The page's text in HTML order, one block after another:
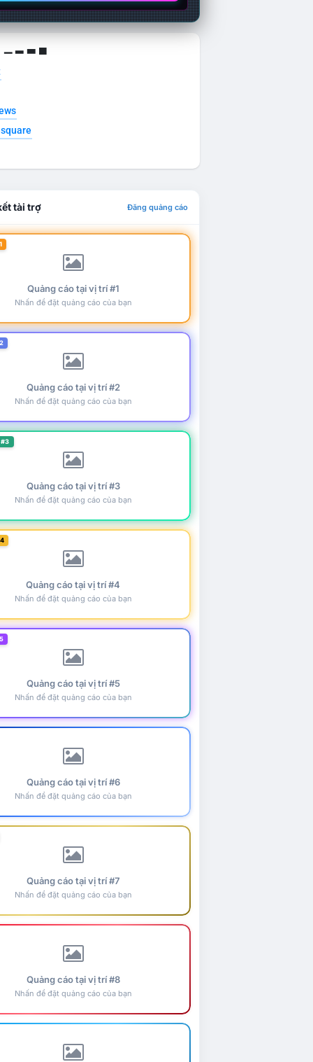
▁ ▂ ▃ ▄
tài trợ Đăng quảng cáo
Quảng cáo tại vị trí #1
Nhấn để đặt quảng cáo của bạn
Quảng cáo tại vị trí #2
Nhấn để đặt quảng cáo của bạn
Quảng cáo tại vị trí #3
Nhấn để đặt quảng cáo của bạn
Quảng cáo tại vị trí #4
Nhấn để đặt quảng cáo của bạn
Quảng cáo tại vị trí #5
Nhấn để đặt quảng cáo của bạn
Quảng cáo tại vị trí #6
Nhấn để đặt quảng cáo của bạn
Quảng cáo tại vị trí #7
Nhấn để đặt quảng cáo của bạn
Quảng cáo tại vị trí #8
Nhấn để đặt quảng cáo của bạn